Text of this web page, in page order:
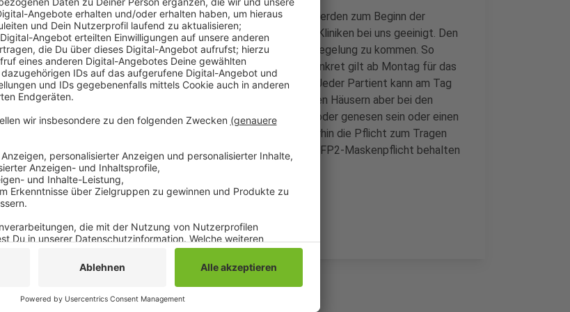
Die Besucherregeln in den Mönchengladbacher Krankenhäusern werden zum Beginn der
kommenden Woche gelockert. Darauf haben sich die vier großen Kliniken bei uns geeinigt. Den
Krankenhäusern war es besonders wichtig zu einer einheitlichen Regelung zu kommen. So
wollen die Kliniken Verwirrung unter den Besuchern vermeiden. Konkret gilt ab Montag für das
Maria Hilf, das Eli und die Krankenhäuser Neuwerk und Bethesda: Jeder Partient kann am Tag
einen Besucher empfangen. Unterschiede gibt es bei den einzelnen Häusern aber bei den
Besuchszeiten. Besucher müssen entweder vollständig geimpft oder genesen sein oder einen
aktuellen offiziellen Corona-Test vorweisen. Außerdem gilt weiterhin die Pflicht zum Tragen
eines medizinischen Mund-Nasen-Schutzes. Das Einführen einer FFP2-Maskenpflicht behalten
sich die Krankenhäuser außerdem je nach Lage weiterhin vor.
Anzeige